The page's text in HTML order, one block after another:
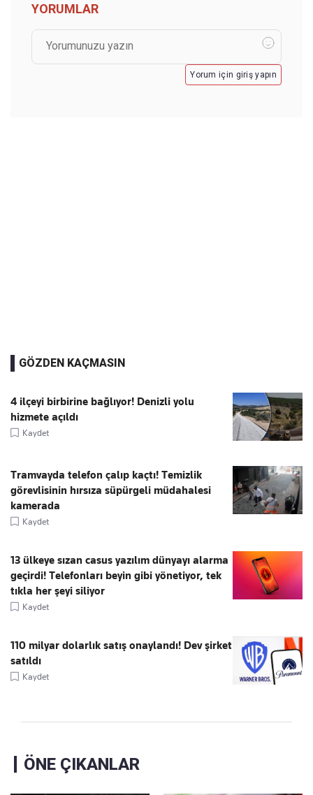
YORUMLAR
Yorum için giriş yapın
GÖZDEN KAÇMASIN
4 ilçeyi birbirine bağlıyor! Denizli yolu
hizmete açıldı
Kaydet
Tramvayda telefon çalıp kaçtı! Temizlik
görevlisinin hırsıza süpürgeli müdahalesi
kamerada
Kaydet
13 ülkeye sızan casus yazılım dünyayı alarma
geçirdi! Telefonları beyin gibi yönetiyor, tek
tıkla her şeyi siliyor
Kaydet
110 milyar dolarlık satış onaylandı! Dev şirket
satıldı
Kaydet
ÖNE ÇIKANLAR